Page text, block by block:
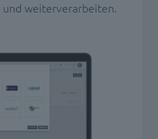
weiterverarbeiten.